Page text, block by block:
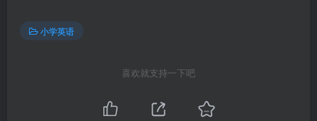
小学英语
喜欢就支持一下吧